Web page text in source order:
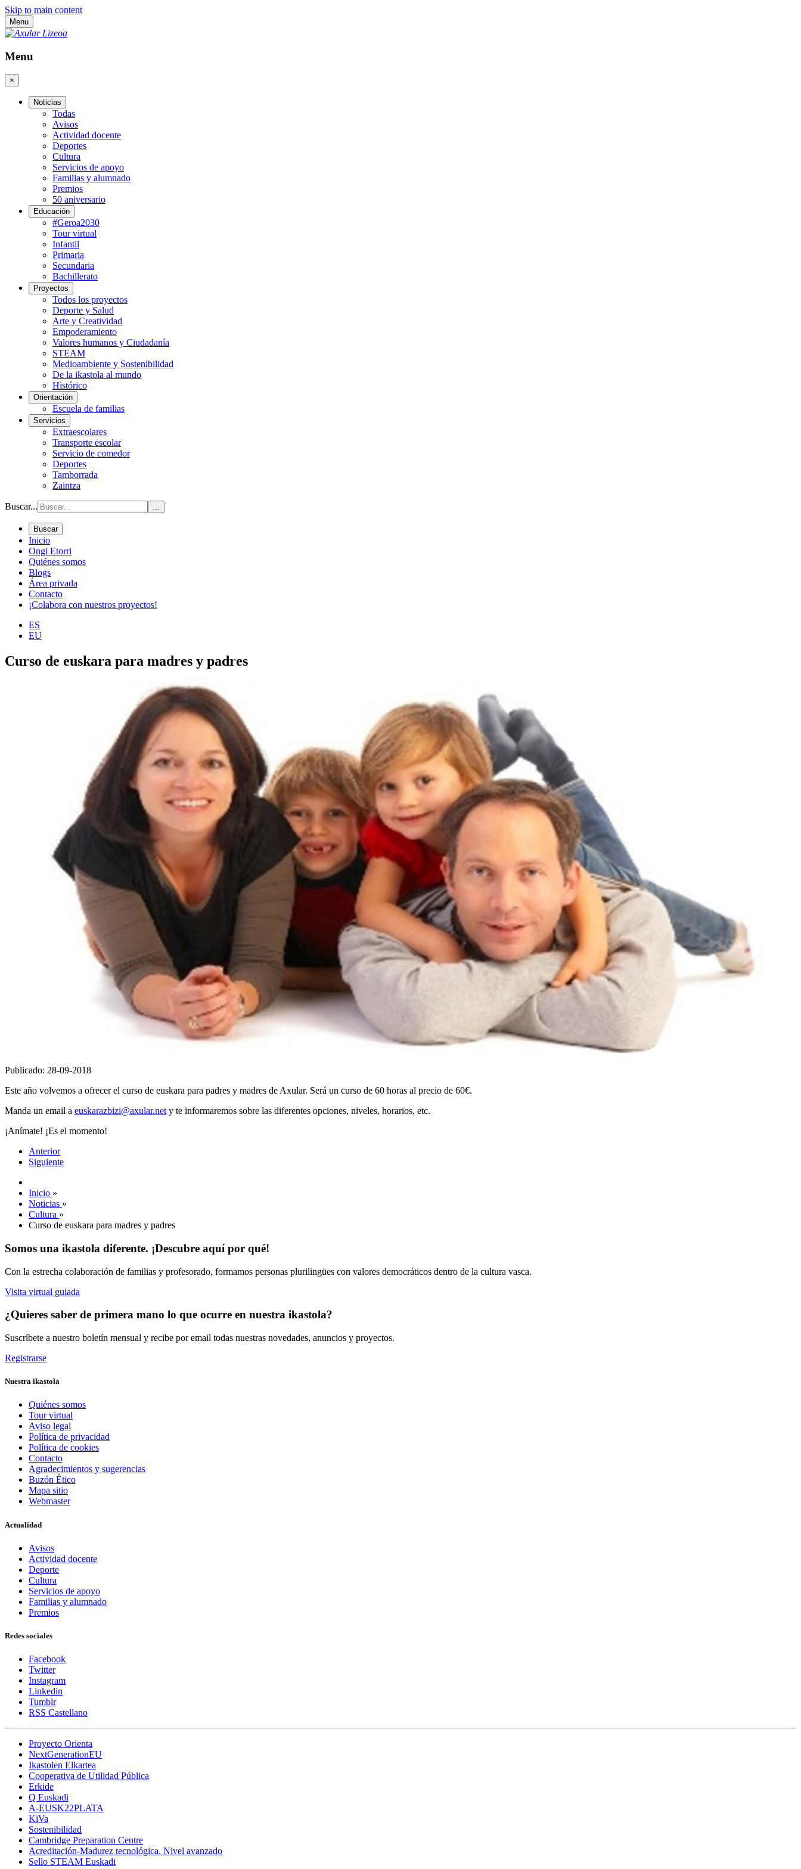
Skip to main content
Menu
Menu
×
Noticias
Todas
Avisos
Actividad docente
Deportes
Cultura
Servicios de apoyo
Familias y alumnado
Premios
50 aniversario
Educación
#Geroa2030
Tour virtual
Infantil
Primaria
Secundaria
Bachillerato
Proyectos
Todos los proyectos
Deporte y Salud
Arte y Creatividad
Empoderamiento
Valores humanos y Ciudadanía
STEAM
Medioambiente y Sostenibilidad
De la ikastola al mundo
Histórico
Orientación
Escuela de familias
Servicios
Extraescolares
Transporte escolar
Servicio de comedor
Deportes
Tamborrada
Zaintza
Buscar... ...
Buscar
Inicio
Ongi Etorri
Quiénes somos
Blogs
Área privada
Contacto
¡Colabora con nuestros proyectos!
ES
EU
Curso de euskara para madres y padres
Publicado: 28-09-2018
Este año volvemos a ofrecer el curso de euskara para padres y madres de Axular. Será un curso de 60 horas al precio de 60€.
Manda un email a euskarazbizi@axular.net y te informaremos sobre las diferentes opciones, niveles, horarios, etc.
¡Anímate! ¡Es el momento!
Anterior
Siguiente
Inicio »
Noticias »
Cultura »
Curso de euskara para madres y padres
Somos una ikastola diferente. ¡Descubre aquí por qué!
Con la estrecha colaboración de familias y profesorado, formamos personas plurilingües con valores democráticos dentro de la cultura vasca.
Visita virtual guiada
¿Quieres saber de primera mano lo que ocurre en nuestra ikastola?
Suscríbete a nuestro boletín mensual y recibe por email todas nuestras novedades, anuncios y proyectos.
Registrarse
Nuestra ikastola
Quiénes somos
Tour virtual
Aviso legal
Política de privacidad
Política de cookies
Contacto
Agradecimientos y sugerencias
Buzón Ético
Mapa sitio
Webmaster
Actualidad
Avisos
Actividad docente
Deporte
Cultura
Servicios de apoyo
Familias y alumnado
Premios
Redes sociales
Facebook
Twitter
Instagram
Linkedin
Tumblr
RSS Castellano
Proyecto Orienta
NextGenerationEU
Ikastolen Elkartea
Cooperativa de Utilidad Pública
Erkide
Q Euskadi
A-EUSK22PLATA
KiVa
Sostenibilidad
Cambridge Preparation Centre
Acreditación-Madurez tecnológica. Nivel avanzado
Sello STEAM Euskadi